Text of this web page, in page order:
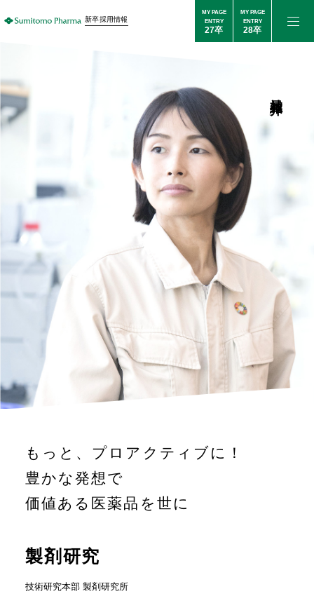
新卒採用情報
MY PAGE
ENTRY
27卒
MY PAGE
ENTRY
28卒
もっと、プロアクティブに！
豊かな発想で
価値ある医薬品を世に
製剤研究
技術研究本部 製剤研究所